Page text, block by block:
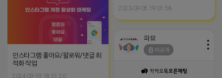
2023-09-05 19:01:58
인스타그램 좋아요/팔로워/댓글 최
적화 작업
2024-09-19 18:51:20
파묘
비공개